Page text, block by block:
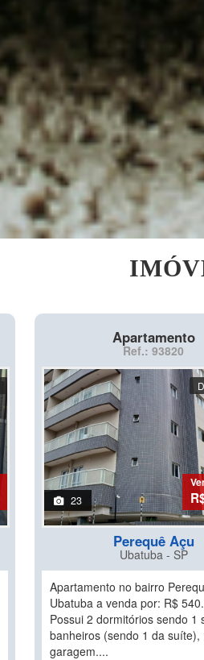
Apartamento
Ref.: 93820
23
Perequê Açu
Ubatuba - SP
Apartamento no bairro
Ubatuba a venda por: R$
Possui 2 dormitórios sendo 1
banheiros (sendo 1 da suíte),
garagem....